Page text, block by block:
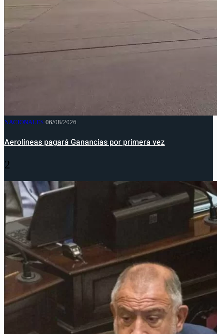
NACIONALES 06/08/2026
Aerolíneas pagará Ganancias por primera vez
2